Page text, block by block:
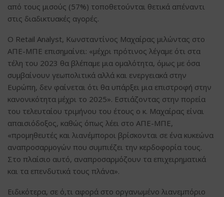
από τους μισούς (57%) τοποθετούνται θετικά απέναντι
στις διαδικτυακές αγορές.
Ο Retail Analyst, Κωνσταντίνος Μαχαίρας μιλώντας στο
ΑΠΕ-ΜΠΕ επισημαίνει: «μέχρι πρότινος λέγαμε ότι στα
τέλη του 2023 θα βλέπαμε μια ομαλότητα, όμως με όσα
συμβαίνουν γεωπολιτικά αλλά και ενεργειακά στην
Ευρώπη, δεν φαίνεται ότι θα υπάρξει μια επιστροφή στην
κανονικότητα μέχρι το 2025». Εστιάζοντας στην πορεία
του τελευταίου τριμήνου του έτους ο κ. Μαχαίρας είναι
απαισιόδοξος, καθώς όπως λέει στο ΑΠΕ-ΜΠΕ,
«προμηθευτές και λιανέμποροι βρίσκονται σε ένα κυκεώνα
αναπροσαρμογών που συμπιέζει την κερδοφορία τους.
Στο πλαίσιο αυτό, αναπροσαρμόζουν τα επιχειρηματικά
και τα επενδυτικά τους πλάνα».
Ειδικότερα, σε ό,τι αφορά στο οργανωμένο λιανεμπόριο